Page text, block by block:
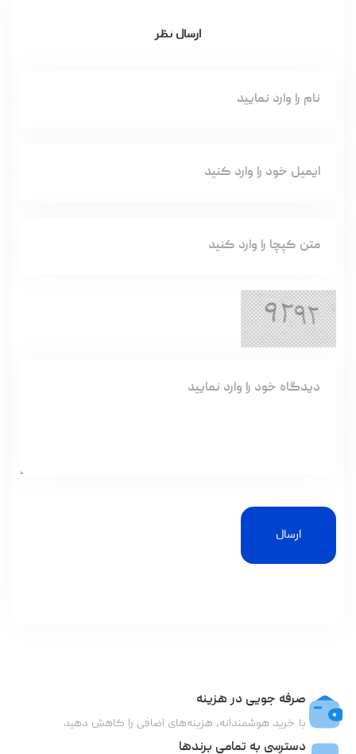
ارسال نظر
ارسال
صرفه جویی در هزینه
با خرید هوشمندانه، هزینه‌های اضافی را کاهش دهید
دسترسی به تمامی برندها